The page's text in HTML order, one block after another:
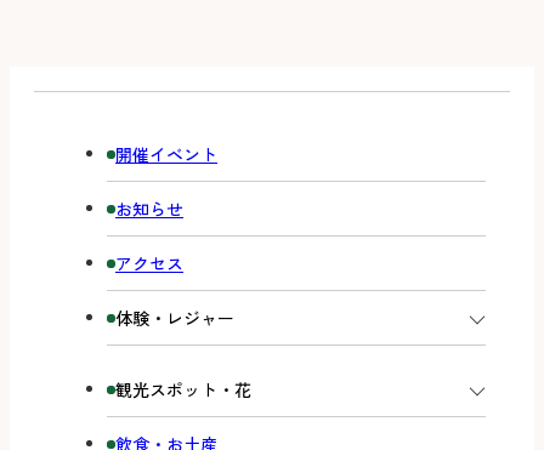
開催イベント
お知らせ
アクセス
体験・レジャー
観光スポット・花
飲食・お土産